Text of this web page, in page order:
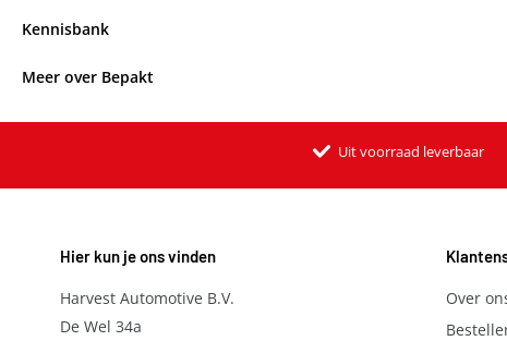
Kennisbank
Meer over Bepakt
Uit voorraad leverbaar
Hier kun je ons vinden
Harvest Automotive B.V.
De Wel 34a
Over